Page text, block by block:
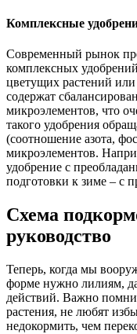
Комплексные
Современный рынок
комплексных
цветущих растений
содержат
микроэлементов, что
такого удобрения
(соотношение азота,
микроэлементов.
удобрение с
подготовки к зиме – с
Схема
руководство
Теперь, когда мы
форме нужно лилиям,
действий. Важно
растения, не любят
недокормить, чем